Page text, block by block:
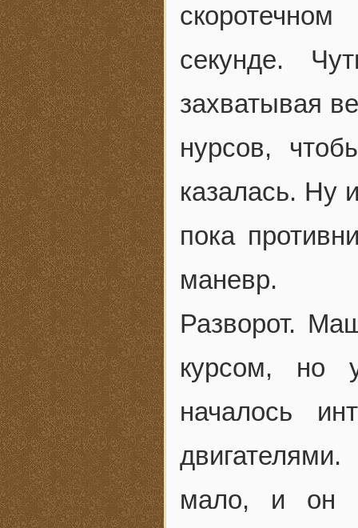
секунде.
захватывая
нурсов,
казалась. Ну
пока
маневр.
Разворот.
курсом, но
началось
мало, и он